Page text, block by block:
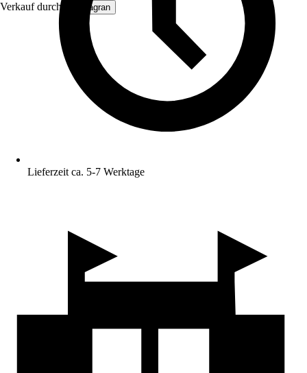
Verkauf durch: Primagran
Lieferzeit ca. 5-7 Werktage